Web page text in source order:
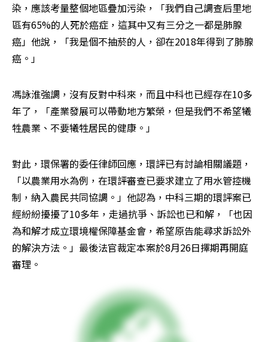
染，應該考量整個地區疊加污染，「我們自己調查后里地
區有65%的人死於癌症，這其中又有三分之一都是肺腺
癌」他說，「我是個不抽菸的人，卻在2018年得到了肺腺
癌。」
馮詠淮強調，沒有反對中科來，而且中科也已經存在10多
年了，「產業發展可以帶動地方繁榮，但是我們不希望犧
牲農業、不要犧牲居民的健康。」
對此，環保署的委任律師回應，環評已有討論相關議題，
「以農業用水為例，在環評審查已要求建立了用水管控機
制，納入農民共同協調。」他認為，中科三期的環評案已
經紛紛擾擾了10多年，走過抗爭、訴訟也已和解，「也因
為和解才成立環境權保障基金會，希望原告能尋求訴訟外
的解決方法。」最後法官裁定本案於8月26日擇期再開庭
審理。